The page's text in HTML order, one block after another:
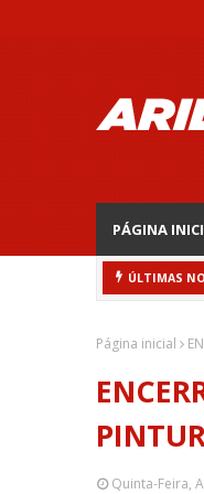
PÁGINA
ÚLTIMAS
Página inicial
Quinta-Feira,